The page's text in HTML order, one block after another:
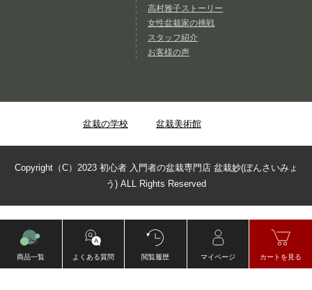
高村雅子ストーリー
女性盆栽家の挑戦
スタッフ紹介
お客様の声
盆栽の学校 盆栽美術館
Copyright（C）2023 初心者 入門者の盆栽専門店 盆栽妙(ぼんさいみょ
う) ALL Rights Reserved
商品一覧 よくある質問 閲覧履歴 マイページ カートを見る